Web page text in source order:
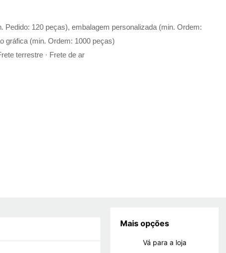
Pedido: 120 peças), embalagem personalizada (min. Ordem:
gráfica (min. Ordem: 1000 peças)
terrestre · Frete de ar
Mais opções
Vá para a loja